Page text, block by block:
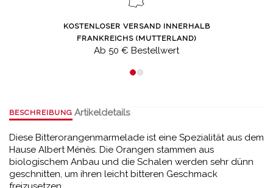
KOSTENLOSER VERSAND INNERHALB
FRANKREICHS (MUTTERLAND)
Ab 50 € Bestellwert
BESCHREIBUNG Artikeldetails
Diese Bitterorangenmarmelade ist eine Spezialität aus dem
Hause Albert Ménès. Die Orangen stammen aus
biologischem Anbau und die Schalen werden sehr dünn
geschnitten, um ihren leicht bitteren Geschmack